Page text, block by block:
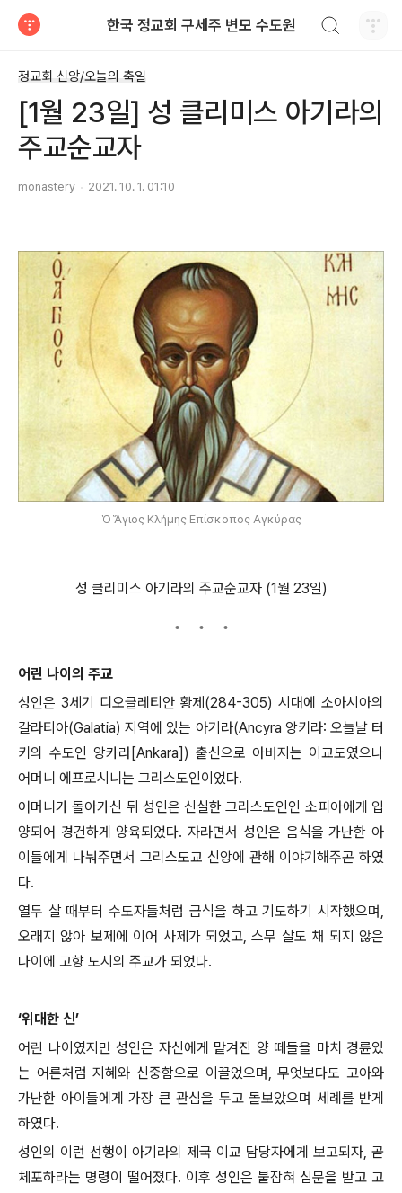
한국 정교회 구세주 변모 수도원
정교회 신앙/오늘의 축일
[1월 23일] 성 클리미스 아기라의
주교순교자
monastery 2021. 10. 1. 01:10
Ὁ Ἅγιος Κλήμης Επίσκοπος Αγκύρας
성 클리미스 아기라의 주교순교자 (1월 23일)
어린 나이의 주교
성인은 3세기 디오클레티안 황제(284-305) 시대에 소아시아의
갈라티아(Galatia) 지역에 있는 아기라(Ancyra 앙키라: 오늘날 터
키의 수도인 앙카라[Ankara]) 출신으로 아버지는 이교도였으나
어머니 에프로시니는 그리스도인이었다.
어머니가 돌아가신 뒤 성인은 신실한 그리스도인인 소피아에게 입
양되어 경건하게 양육되었다. 자라면서 성인은 음식을 가난한 아
이들에게 나눠주면서 그리스도교 신앙에 관해 이야기해주곤 하였
다.
열두 살 때부터 수도자들처럼 금식을 하고 기도하기 시작했으며,
오래지 않아 보제에 이어 사제가 되었고, 스무 살도 채 되지 않은
나이에 고향 도시의 주교가 되었다.
‘위대한 신’
어린 나이였지만 성인은 자신에게 맡겨진 양 떼들을 마치 경륜있
는 어른처럼 지혜와 신중함으로 이끌었으며, 무엇보다도 고아와
가난한 아이들에게 가장 큰 관심을 두고 돌보았으며 세례를 받게
하였다.
성인의 이런 선행이 아기라의 제국 이교 담당자에게 보고되자, 곧
체포하라는 명령이 떨어졌다. 이후 성인은 붙잡혀 심문을 받고 고